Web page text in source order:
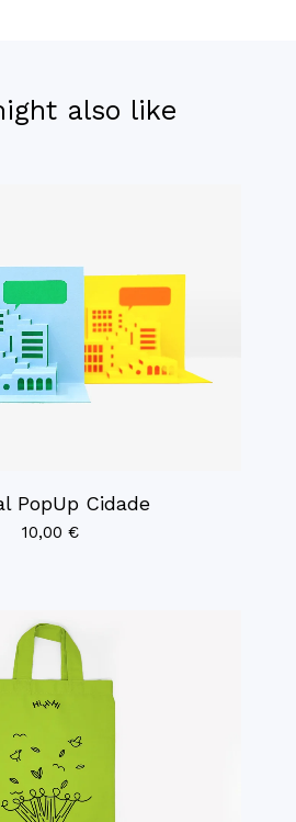
also like
PopUp Cidade
10,00 €